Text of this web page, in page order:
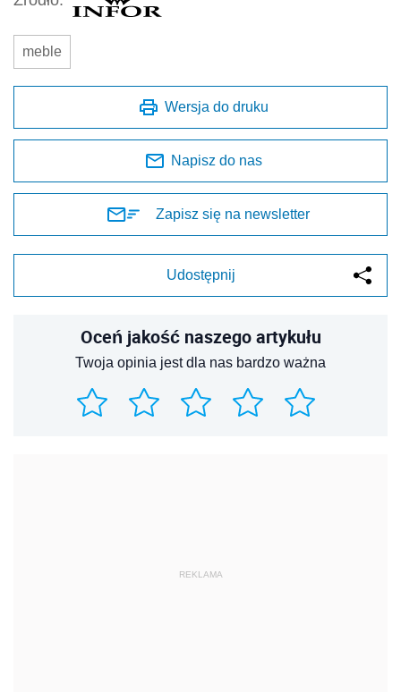
meble
Wersja do druku
Napisz do nas
Zapisz się na newsletter
Udostępnij
Oceń jakość naszego artykułu
Twoja opinia jest dla nas bardzo ważna
REKLAMA